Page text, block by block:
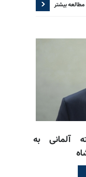
مطالعه بیشتر
آلمانی به